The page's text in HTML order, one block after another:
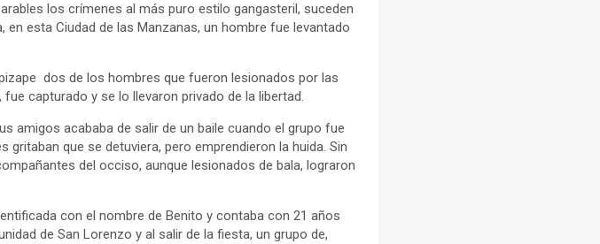
los crímenes al más puro estilo gangasteril, suceden
esta Ciudad de las Manzanas, un hombre fue levantado
dos de los hombres que fueron lesionados por las
capturado y se lo llevaron privado de la libertad.
amigos acababa de salir de un baile cuando el grupo fue
que se detuviera, pero emprendieron la huida. Sin
del occiso, aunque lesionados de bala, lograron
con el nombre de Benito y contaba con 21 años
de San Lorenzo y al salir de la fiesta, un grupo de,